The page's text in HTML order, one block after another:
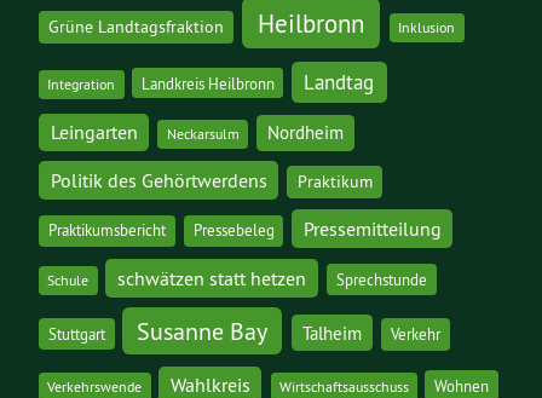
Grüne Landtagsfraktion Heilbronn Inklusion
Integration Landkreis Heilbronn Landtag
Leingarten Neckarsulm Nordheim
Politik des Gehörtwerdens Praktikum
Praktikumsbericht Pressebeleg Pressemitteilung
Schule schwätzen statt hetzen Sprechstunde
Stuttgart Susanne Bay Talheim Verkehr
Verkehrswende Wahlkreis Wirtschaftsausschuss Wohnen